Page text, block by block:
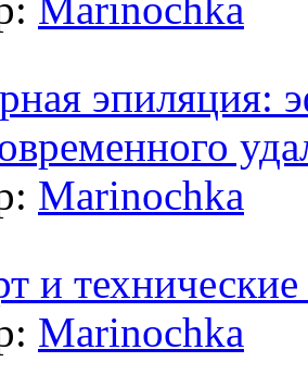
эпиляция:
Marinochka
и
Marinochka